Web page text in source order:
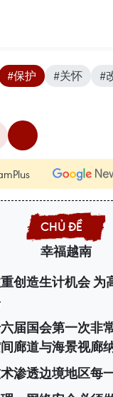
#保护 #关怀 #
幸福越南
创造生计机会 为
届国会第一次非
廊道与海景视廊
渗透边境地区每